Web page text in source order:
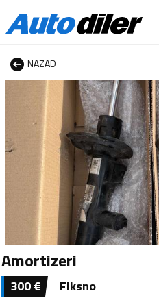
NAZAD
Amortizeri
300€ Fiksno